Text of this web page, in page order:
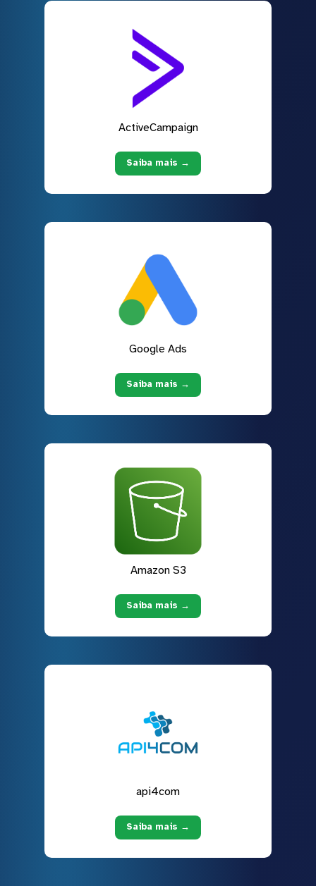
ActiveCampaign
Saiba mais →
Google Ads
Saiba mais →
Amazon S3
Saiba mais →
api4com
Saiba mais →